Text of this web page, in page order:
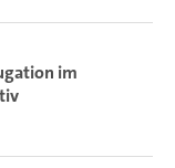
im